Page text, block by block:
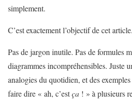
simplement.
C’est exactement l’objectif de cet article.
Pas de jargon inutile. Pas de formules
diagrammes incompréhensibles. Juste
analogies du quotidien, et des
faire dire « ah, c’estça ! » à plusieurs